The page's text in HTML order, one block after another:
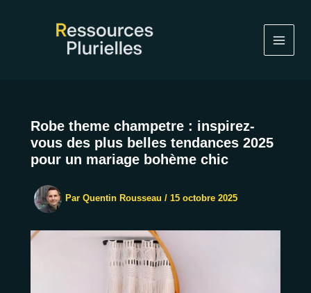
Robe theme champetre : inspirez-
vous des plus belles tendances 2025
pour un mariage bohème chic
Par Quentin Rousseau / 15 octobre 2025